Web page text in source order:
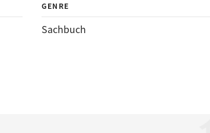
GENRE
Sachbuch